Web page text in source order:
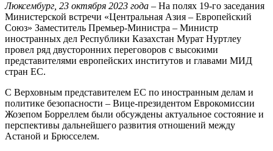
Люксембург, 23 октября 2023 года – На полях 19-го заседания
Министерской встречи «Центральная Азия – Европейский
Союз» Заместитель Премьер-Министра – Министр
иностранных дел Республики Казахстан Мурат Нуртлеу
провел ряд двусторонних переговоров с высокими
представителями европейских институтов и главами МИД
стран ЕС.
С Верховным представителем ЕС по иностранным делам и
политике безопасности – Вице-президентом Еврокомиссии
Жозепом Борреллем были обсуждены актуальное состояние и
перспективы дальнейшего развития отношений между
Астаной и Брюсселем.